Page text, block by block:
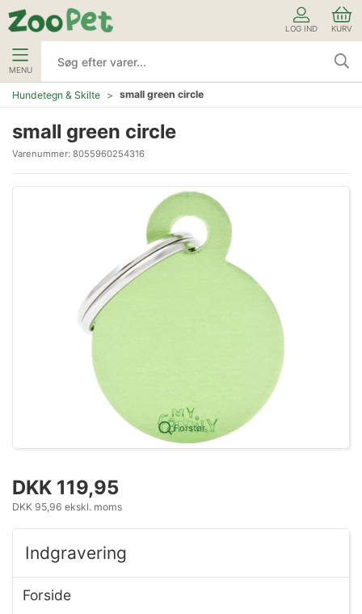
LOG IND KURV
MENU
Hundetegn & Skilte small green circle
small green circle
Varenummer: 8055960254316
Forstør
DKK 119,95
DKK 95,96 ekskl. moms
Indgravering
Forside